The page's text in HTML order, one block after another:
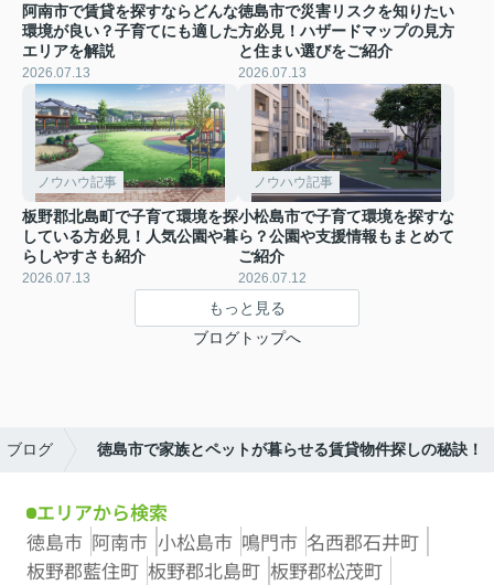
阿南市で賃貸を探すならどんな
環境が良い？子育てにも適した
エリアを解説
2026.07.13
徳島市で災害リスクを知りたい
方必見！ハザードマップの見方
と住まい選びをご紹介
2026.07.13
ノウハウ記事
板野郡北島町で子育て環境を探
している方必見！人気公園や暮
らしやすさも紹介
2026.07.13
ノウハウ記事
小松島市で子育て環境を探すな
ら？公園や支援情報もまとめて
ご紹介
2026.07.12
もっと見る
ブログトップへ
ブログ 徳島市で家族とペットが暮らせる賃貸物件探しの秘訣！
エリアから検索
徳島市 阿南市 小松島市 鳴門市 名西郡石井町
板野郡藍住町 板野郡北島町 板野郡松茂町